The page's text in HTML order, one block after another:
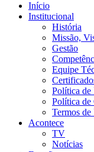
Início
Institucional
História
Missão,
Gestão
Equipe
Política de
Política de
Termos de
Acontece
TV
Notícias